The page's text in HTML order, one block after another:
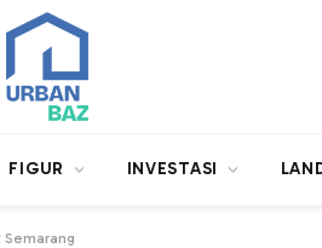
FIGUR INVESTASI
Semarang